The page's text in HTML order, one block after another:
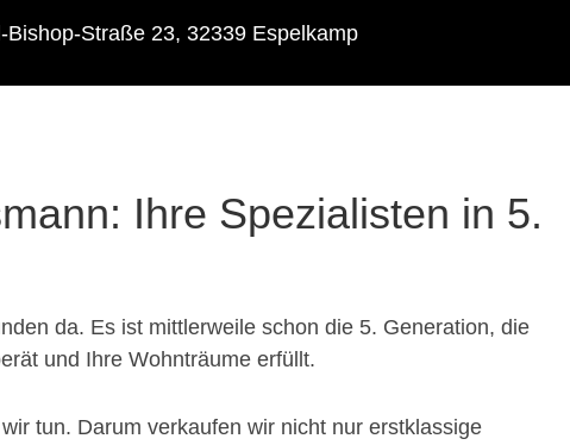
Bishop-Straße 23, 32339 Espelkamp
Ihre Spezialisten in 5.
da. Es ist mittlerweile schon die 5. Generation, die
und Ihre Wohnträume erfüllt.
tun. Darum verkaufen wir nicht nur erstklassige